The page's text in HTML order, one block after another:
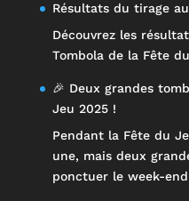
Résultats du tirage
Découvrez les
Tombola de la Fête
🎉 Deux grandes
Jeu 2025 !
Pendant la Fête du
une, mais deux
ponctuer le week-